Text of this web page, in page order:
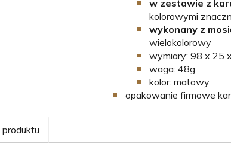
w zestawie z
kolorowymi
wykonany z
wielokolorowy
wymiary: 98 x 25
waga: 48g
kolor: matowy
opakowanie firmowe